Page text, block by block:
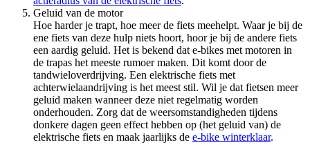
Geluid van de motor
Hoe harder je trapt, hoe meer de fiets meehelpt. Waar je bij de
ene fiets van deze hulp niets hoort, hoor je bij de andere fiets
een aardig geluid. Het is bekend dat e-bikes met motoren in
de trapas het meeste rumoer maken. Dit komt door de
tandwieloverdrijving. Een elektrische fiets met
achterwielaandrijving is het meest stil. Wil je dat fietsen meer
geluid maken wanneer deze niet regelmatig worden
onderhouden. Zorg dat de weersomstandigheden tijdens
donkere dagen geen effect hebben op (het geluid van) de
elektrische fiets en maak jaarlijks de e-bike winterklaar.